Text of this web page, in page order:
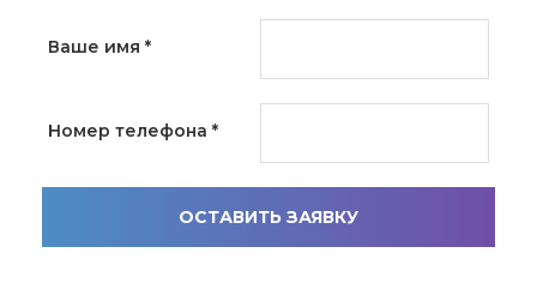
Ваше имя *
Номер телефона *
ОСТАВИТЬ ЗАЯВКУ